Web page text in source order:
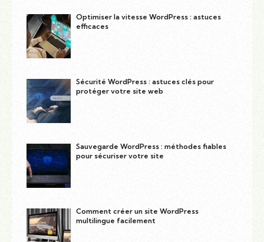
Optimiser la vitesse WordPress : astuces
efficaces
Sécurité WordPress : astuces clés pour
protéger votre site web
Sauvegarde WordPress : méthodes fiables
pour sécuriser votre site
Comment créer un site WordPress
multilingue facilement